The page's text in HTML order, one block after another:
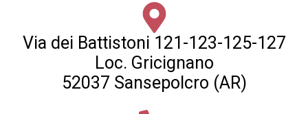
Via dei Battistoni 121-123-125-127
Loc. Gricignano
52037 Sansepolcro (AR)